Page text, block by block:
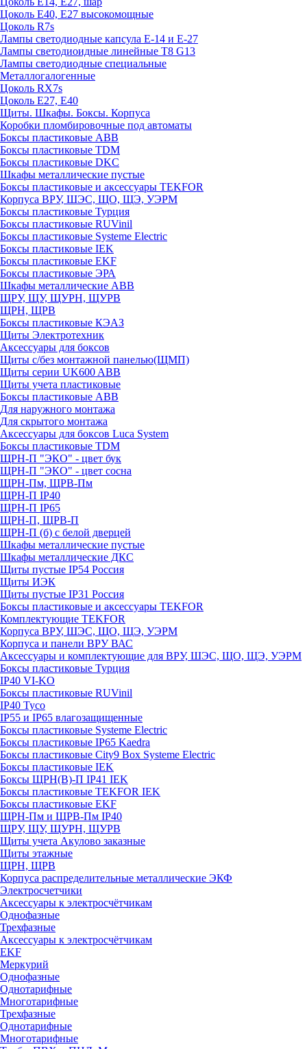
Цоколь Е40, Е27 высокомощные
Цоколь R7s
Лампы светодиодные капсула Е-14 и Е-27
Лампы светодиоидные линейные T8 G13
Лампы светодиодные специальные
Металлогалогенные
Цоколь RX7s
Цоколь Е27, E40
Щиты. Шкафы. Боксы. Корпуса
Коробки пломбировочные под автоматы
Боксы пластиковые ABB
Боксы пластиковые TDM
Боксы пластиковые DKC
Шкафы металлические пустые
Боксы пластиковые и аксессуары TEKFOR
Корпуса ВРУ, ШЭС, ЩО, ЩЭ, УЭРМ
Боксы пластиковые Турция
Боксы пластиковые RUVinil
Боксы пластиковые Systeme Electric
Боксы пластиковые IEK
Боксы пластиковые EKF
Боксы пластиковые ЭРА
Шкафы металлические ABB
ЩРУ, ЩУ, ЩУРН, ЩУРВ
ЩРН, ЩРВ
Боксы пластиковые КЭАЗ
Щиты Электротехник
Аксессуары для боксов
Щиты с/без монтажной панелью(ЩМП)
Щиты серии UK600 ABB
Щиты учета пластиковые
Боксы пластиковые ABB
Для наружного монтажа
Для скрытого монтажа
Аксессуары для боксов Luca System
Боксы пластиковые TDM
ЩРН-П "ЭКО" - цвет бук
ЩРН-П "ЭКО" - цвет сосна
ЩРН-Пм, ЩРВ-Пм
ЩРН-П IP40
ЩРН-П IP65
ЩРН-П, ЩРВ-П
ЩРН-П (б) с белой дверцей
Шкафы металлические пустые
Шкафы металлические ДКС
Щиты пустые IP54 Россия
Щиты ИЭК
Щиты пустые IP31 Россия
Боксы пластиковые и аксессуары TEKFOR
Комплектующие TEKFOR
Корпуса ВРУ, ШЭС, ЩО, ЩЭ, УЭРМ
Корпуса и панели ВРУ ВАС
Аксессуары и комплектующие для ВРУ, ШЭС, ЩО, ЩЭ, УЭРМ
Боксы пластиковые Турция
IP40 VI-KO
Боксы пластиковые RUVinil
IP40 Тусо
IP55 и IP65 влагозащищенные
Боксы пластиковые Systeme Electric
Боксы пластиковые IP65 Kaedra
Боксы пластиковые City9 Box Systeme Electric
Боксы пластиковые IEK
Боксы ЩРН(В)-П IP41 IEK
Боксы пластиковые TEKFOR IEK
Боксы пластиковые EKF
ЩРН-Пм и ЩРВ-Пм IP40
ЩРУ, ЩУ, ЩУРН, ЩУРВ
Щиты учета Акулово заказные
Щиты этажные
ЩРН, ЩРВ
Корпуса распределительные металлические ЭКФ
Электросчетчики
Аксессуары к электросчётчикам
Однофазные
Трехфазные
Аксессуары к электросчётчикам
EKF
Меркурий
Однофазные
Однотарифные
Многотарифные
Трехфазные
Однотарифные
Многотарифные